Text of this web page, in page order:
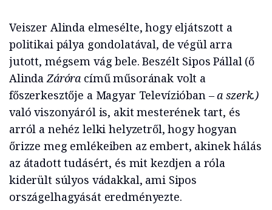
Veiszer Alinda elmesélte, hogy eljátszott a
politikai pálya gondolatával, de végül arra
jutott, mégsem vág bele. Beszélt Sipos Pállal (ő
AlindaZáróra című műsorának volt a
főszerkesztője a Magyar Televízióban– a szerk.)
való viszonyáról is, akit mesterének tart, és
arról a nehéz lelki helyzetről, hogy hogyan
őrizze meg emlékeiben az embert, akinek hálás
az átadott tudásért, és mit kezdjen a róla
kiderült súlyos vádakkal, ami Sipos
országelhagyását eredményezte.